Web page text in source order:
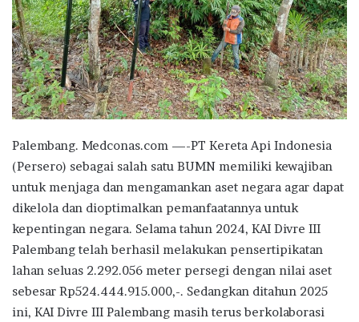
Palembang. Medconas.com —-PT Kereta Api Indonesia
(Persero) sebagai salah satu BUMN memiliki kewajiban
untuk menjaga dan mengamankan aset negara agar dapat
dikelola dan dioptimalkan pemanfaatannya untuk
kepentingan negara. Selama tahun 2024, KAI Divre III
Palembang telah berhasil melakukan pensertipikatan
lahan seluas 2.292.056 meter persegi dengan nilai aset
sebesar Rp524.444.915.000,-. Sedangkan ditahun 2025
ini, KAI Divre III Palembang masih terus berkolaborasi